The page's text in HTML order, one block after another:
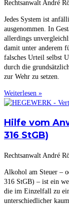
Rechtsanwalt André
Jedes System ist
ausgenommen. In
allerdings
damit unter anderem
falsches Urteil selbst
durch die
zur Wehr zu setzen.
Weiterlesen »
Hilfe vom
316 StGB)
Rechtsanwalt André
Alkohol am Steuer –
316 StGB) – ist ein
die im Einzelfall zu
unterschiedlicher